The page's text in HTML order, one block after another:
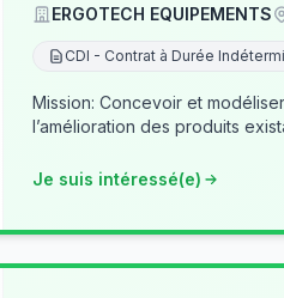
ERGOTECH EQUIPEMENTS
CDI - Contrat à Durée
Mission: Concevoir et
l’amélioration des produits
Je suis intéressé(e)